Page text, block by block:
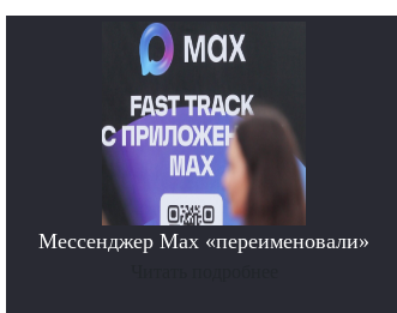
Мессенджер Max «переименовали»